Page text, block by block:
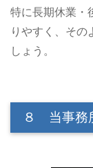
特に長期休業・
りやすく、その
しょう。
８ 当事務